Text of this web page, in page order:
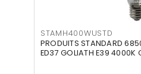
STAMH400WUSTD
PRODUITS STANDARD
ED37 GOLIATH E39 4000K